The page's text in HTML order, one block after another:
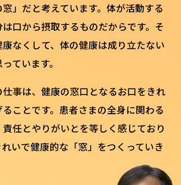
」だと考えています。体が活動する
口から摂取するものだからです。そ
なくして、体の健康は成り立たない
ています。
事は、健康の窓口となるお口をきれ
ことです。患者さまの全身に関わる
任とやりがいとを等しく感じており
いで健康的な「窓」をつくっていき